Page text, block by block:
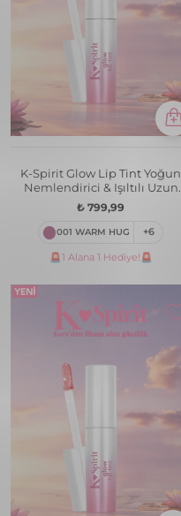
K-Spirit Glow Lip Tint Yoğun
Nemlendirici & Işıltılı Uzun
Süre Kalıcı Dudak Tint'i
₺ 799,99
001 WARM HUG +6
🚨1 Alana 1 Hediye!🚨